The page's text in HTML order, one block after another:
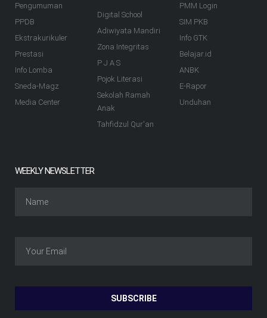
Pengumuman
PPDB
Ekstrakurikuler
Prestasi
Info Lomba
Sneda-Magz
Media Center
Digital School
Adiwiyata Mandiri
Zona Integritas
P J A S
Pojok Literasi
Sekolah Ramah
Anak
Tahfidzul Qur'an
PMM Login
SIM PKB
Info GTK
Belajar.id
ANBK
E-Rapor
Unduhan
WEEKLY NEWSLETTER
SUBSCRIBE